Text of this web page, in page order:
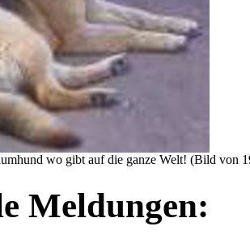
wo gibt auf die ganze Welt! (Bild von
Meldungen: